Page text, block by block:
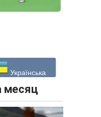
Українська
месяц